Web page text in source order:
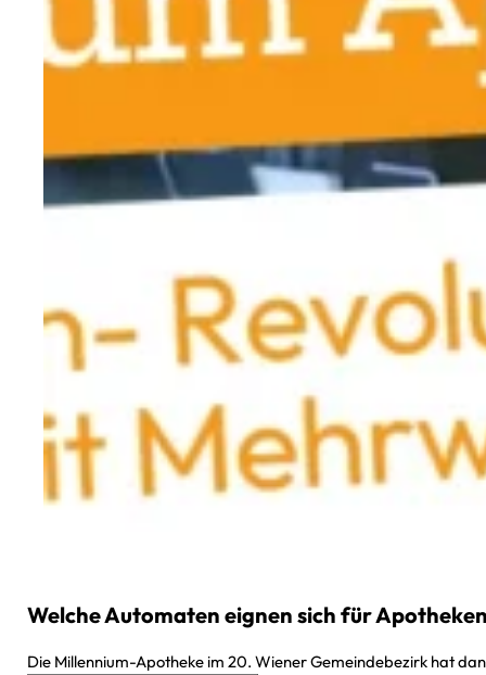
Welche Automaten eignen sich für
Die Millennium-Apotheke im 20. Wiener Gemeindebezirk hat